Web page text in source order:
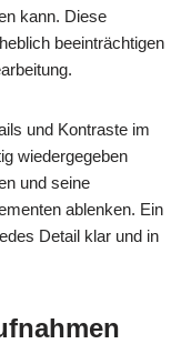
kann. Diese
beeinträchtigen
und Kontraste im
wiedergegeben
und seine
ablenken. Ein
Detail klar und in